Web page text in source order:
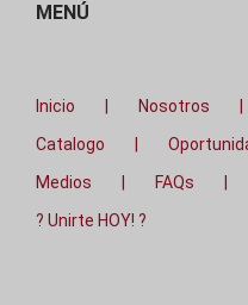
MENÚ
Inicio Nosotros
Catalogo
Medios
FAQs
? Unirte HOY! ?